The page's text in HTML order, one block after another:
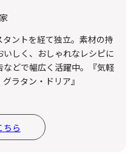
ントを経て独立。素材の持
しく、おしゃれなレシピに
どで幅広く活躍中。『気軽
ラタン・ドリア』
ちら